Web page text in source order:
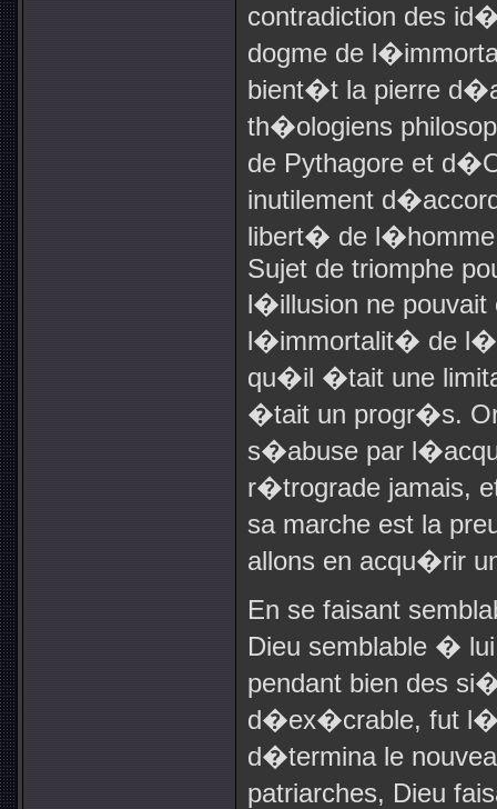
contradiction des
dogme de
bient�t la pierre
th�ologiens
de Pythagore et
inutilement
libert� de
Sujet de triomphe
l�illusion ne
l�immortalit� de
qu�il �tait une
�tait un progr�s.
s�abuse par
r�trograde jamais,
sa marche est la
allons en acqu�rir
En se faisant
Dieu semblable �
pendant bien des
d�ex�crable, fut
d�termina le
patriarches, Dieu